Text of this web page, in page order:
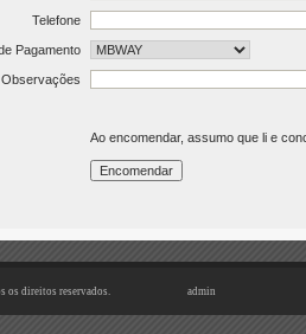
Telefone
Pagamento
Observações
Ao encomendar, assumo que li e
os direitos reservados. admin